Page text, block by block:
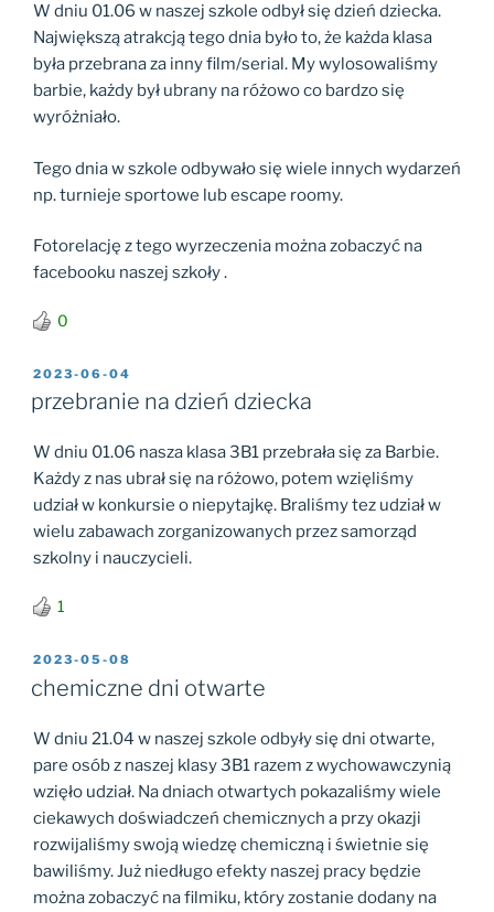
W dniu 01.06 w naszej szkole odbył się dzień dziecka.
Największą atrakcją tego dnia było to, że każda klasa
była przebrana za inny film/serial. My wylosowaliśmy
barbie, każdy był ubrany na różowo co bardzo się
wyróżniało.
Tego dnia w szkole odbywało się wiele innych wydarzeń
np. turnieje sportowe lub escape roomy.
Fotorelację z tego wyrzeczenia można zobaczyć na
facebooku naszej szkoły .
0
OPUBLIKOWANE
2023-06-04
przebranie na dzień dziecka
W dniu 01.06 nasza klasa 3B1 przebrała się za Barbie.
Każdy z nas ubrał się na różowo, potem wzięliśmy
udział w konkursie o niepytajkę. Braliśmy tez udział w
wielu zabawach zorganizowanych przez samorząd
szkolny i nauczycieli.
1
OPUBLIKOWANE
W
2023-05-08
chemiczne dni otwarte
W dniu 21.04 w naszej szkole odbyły się dni otwarte,
pare osób z naszej klasy 3B1 razem z wychowawczynią
wzięło udział. Na dniach otwartych pokazaliśmy wiele
ciekawych doświadczeń chemicznych a przy okazji
rozwijaliśmy swoją wiedzę chemiczną i świetnie się
bawiliśmy. Już niedługo efekty naszej pracy będzie
można zobaczyć na filmiku, który zostanie dodany na